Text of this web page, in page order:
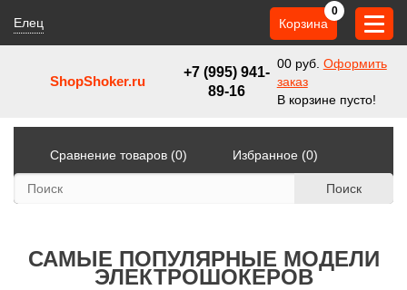
Елец Корзина
0
ShopShoker.ru
+7 (995) 941-
89-16
00 руб. Оформить
заказ
В корзине пусто!
Сравнение товаров (0) Избранное (0)
Поиск
САМЫЕ ПОПУЛЯРНЫЕ МОДЕЛИ
ЭЛЕКТРОШОКЕРОВ